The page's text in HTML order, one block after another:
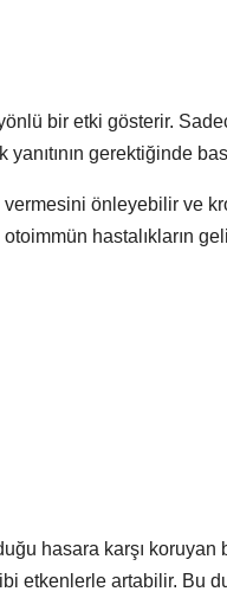
bir etki gösterir.
gerektiğinde
vermesini önleyebilir ve
hastalıkların
hasara karşı
etkenlerle artabilir. Bu